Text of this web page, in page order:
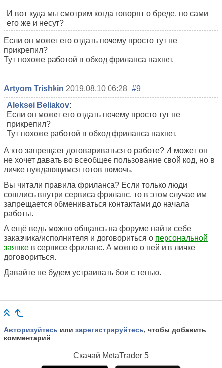
И вот куда мы смотрим когда говорят о бреде, но сами
его же и несут?
Если он может его отдать почему просто тут не
прикрепил?
Тут похоже работой в обход фриланса пахнет.
Artyom Trishkin 2019.08.10 06:28 #9
Aleksei Beliakov:
Если он может его отдать почему просто тут не
прикрепил?
Тут похоже работой в обход фриланса пахнет.
А кто запрещает договариваться о работе? И может он
не хочет давать во всеобщее пользование свой код, но в
личке нуждающимся готов помочь.
Вы читали правила фриланса? Если только люди
сошлись внутри сервиса фриланс, то в этом случае им
запрещается обмениваться контактами до начала
работы.
А ещё ведь можно общаясь на форуме найти себе
заказчика/исполнителя и договориться о персональной
заявке в сервисе фриланс. А можно о ней и в личке
договориться.
Давайте не будем устраивать бои с тенью.
Авторизуйтесь или зарегистрируйтесь, чтобы добавить
комментарий
Скачай MetaTrader 5